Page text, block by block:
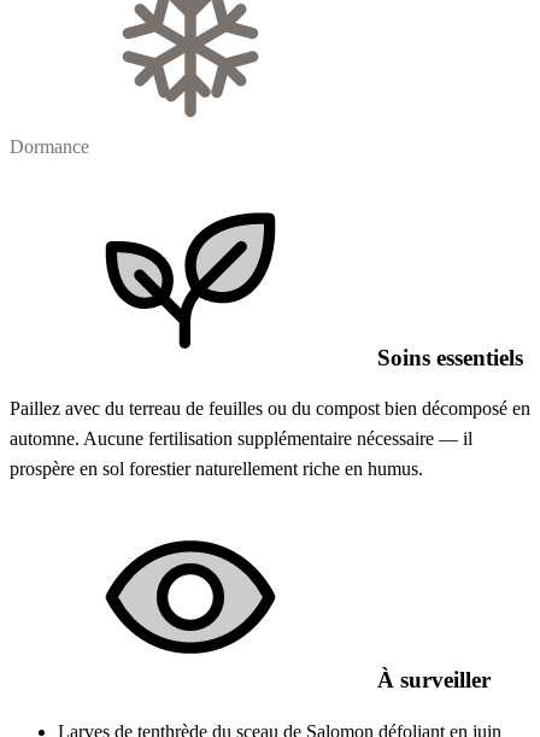
Dormance
Soins essentiels
Paillez avec du terreau de feuilles ou du compost bien décomposé en
automne. Aucune fertilisation supplémentaire nécessaire — il
prospère en sol forestier naturellement riche en humus.
À surveiller
Larves de tenthrède du sceau de Salomon défoliant en juin